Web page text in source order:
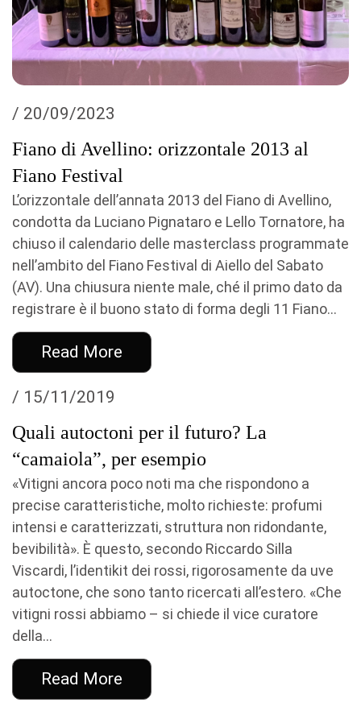
/ 20/09/2023
Fiano di Avellino: orizzontale 2013 al
Fiano Festival
L’orizzontale dell’annata 2013 del Fiano di Avellino,
condotta da Luciano Pignataro e Lello Tornatore, ha
chiuso il calendario delle masterclass programmate
nell’ambito del Fiano Festival di Aiello del Sabato
(AV). Una chiusura niente male, ché il primo dato da
registrare è il buono stato di forma degli 11 Fiano...
Read More
/ 15/11/2019
Quali autoctoni per il futuro? La
“camaiola”, per esempio
«Vitigni ancora poco noti ma che rispondono a
precise caratteristiche, molto richieste: profumi
intensi e caratterizzati, struttura non ridondante,
bevibilità». È questo, secondo Riccardo Silla
Viscardi, l’identikit dei rossi, rigorosamente da uve
autoctone, che sono tanto ricercati all’estero. «Che
vitigni rossi abbiamo – si chiede il vice curatore
della...
Read More